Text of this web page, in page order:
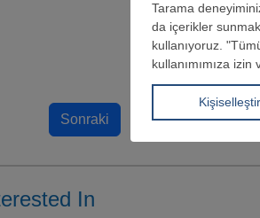
In